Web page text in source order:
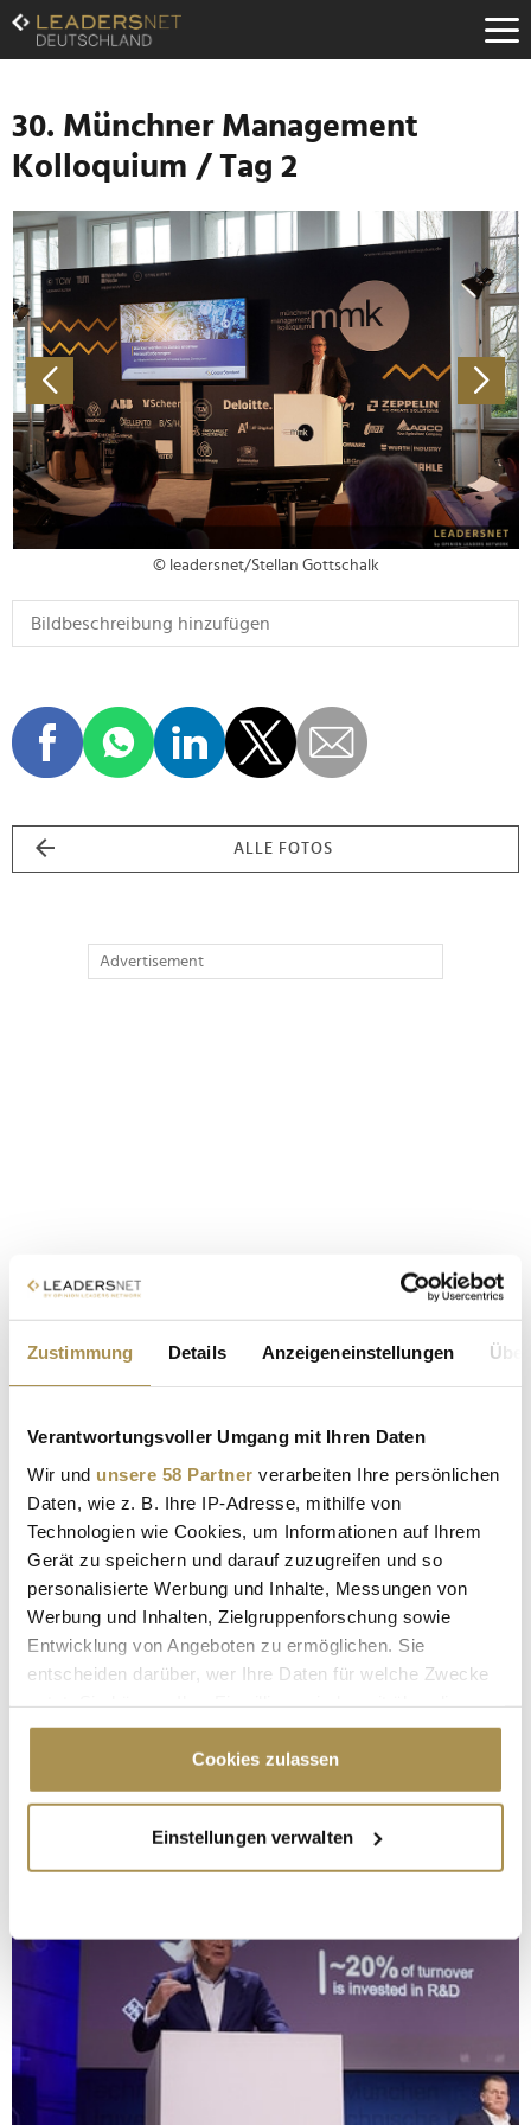
Zustimmung Details Anzeigeneinstellungen
Verantwortungsvoller Umgang mit Ihren Daten
Wir und unsere 58 Partner verarbeiten Ihre persönlichen
Daten, wie z. B. Ihre IP-Adresse, mithilfe von
Technologien wie Cookies, um Informationen auf Ihrem
Gerät zu speichern und darauf zuzugreifen und so
personalisierte Werbung und Inhalte, Messungen von
Werbung und Inhalten, Zielgruppenforschung sowie
Entwicklung von Angeboten zu ermöglichen. Sie
entscheiden darüber, wer Ihre Daten für welche Zwecke
Cookie-Erklärung oder durch Klicken auf das Privacy
Trigger Symbol ändern oder widerrufen
Informationen über Ihre geografische Lage
erfassen, welche bis auf einige Meter genau sein
bestimmten Merkmalen (Fingerprinting) identifizieren
Erfahren Sie mehr darüber, wie Ihre persönlichen Daten
verarbeitet werden, und legen Sie Ihre Präferenzen im
Abschnitt Einzelheiten
Wir verwenden Cookies, um Inhalte und Anzeigen zu
Cookies zulassen
Einstellungen verwalten
Zum
Inhalt
Zur
Navigation
Zur
Hauptnavigation
30. Münchner Management
Kolloquium / Tag 2
© leadersnet/Stellan Gottschalk
ALLE FOTOS
Advertisement